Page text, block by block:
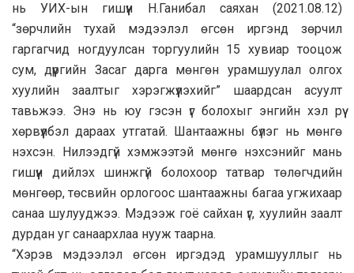
нь УИХ-ын гишүүн Н.Ганибал саяхан (2021.08.12)
“зөрчлийн тухай мэдээлэл өгсөн иргэнд зөрчил
гаргагчид ногдуулсан торгуулийн 15 хувиар тооцож
сум, дүүргийн Засаг дарга мөнгөн урамшуулал олгох
хуулийн заалтыг хэрэгжүүлэхийг” шаардсан асуулт
тавьжээ. Энэ нь юу гэсэн үг болохыг энгийн хэл рүү
хөрвүүлбэл дараах утгатай. Шантаажны бүлэг нь мөнгө
нэхсэн. Нилээдгүй хэмжээтэй мөнгө нэхсэнийг мань
гишүүн дийлэх шинжгүй болохоор татвар төлөгчдийн
мөнгөөр, төсвийн орлогоос шантаажны багаа угжихаар
санаа шулууджээ. Мэдээж гоё сайхан үг, хуулийн заалт
дурдан уг санаархлаа нууж таарна.
“Хэрэв мэдээлэл өгсөн иргэдэд урамшууллыг нь